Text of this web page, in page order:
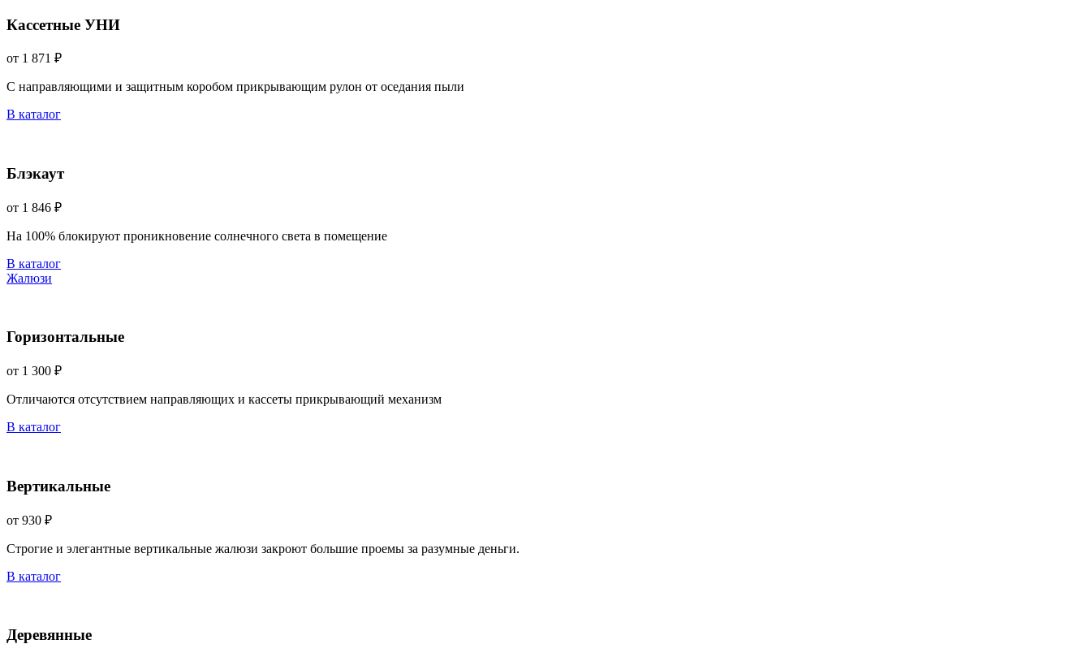
Кассетные УНИ
от 1 871 ₽
С направляющими и защитным коробом прикрывающим рулон от оседания пыли
В каталог
Блэкаут
от 1 846 ₽
На 100% блокируют проникновение солнечного света в помещение
В каталог
Жалюзи
Горизонтальные
от 1 300 ₽
Отличаются отсутствием направляющих и кассеты прикрывающий механизм
В каталог
Вертикальные
от 930 ₽
Строгие и элегантные вертикальные жалюзи закроют большие проемы за разумные деньги.
В каталог
Деревянные